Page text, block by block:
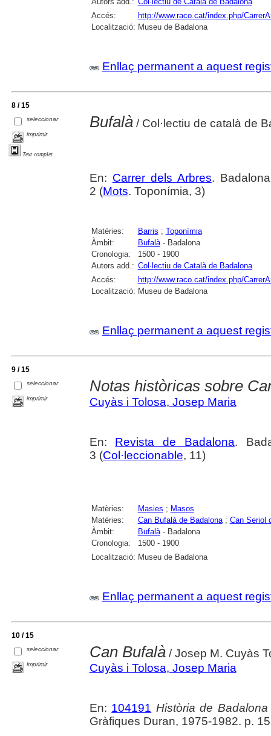
Accés:
http://www.raco.cat/index.php/
Localització: Museu de Badalona
Enllaç permanent a aquest
8 / 15
seleccionar
imprimir
Text complet
Bufalà/ Col·lectiu de català de
En: Carrer dels Arbres.
2 (Mots. Toponímia, 3)
Matèries: Barris ; Toponímia
Àmbit:
Bufalà- Badalona
Cronologia:
1500 - 1900
Autors add.: Col·lectiu de Català de Badalona
Accés:
http://www.raco.cat/index.php/
Localització: Museu de Badalona
Enllaç permanent a aquest
9 / 15
seleccionar
imprimir
Notas històricas sobre
Cuyàs i Tolosa, Josep Maria
En: Revista de Badalona.
3 (Col·leccionable, 11)
Matèries: Masies ; Masos
Matèries:
Can Bufalà de Badalona; Can Seriol
Àmbit:
Bufalà- Badalona
Cronologia:
1500 - 1900
Localització: Museu de Badalona
Enllaç permanent a aquest
10 / 15
seleccionar
imprimir
Can Bufalà/ Josep M. Cuyàs
Cuyàs i Tolosa, Josep Maria
En: 104191 Història de
Gràfiques Duran, 1975-1982. p.